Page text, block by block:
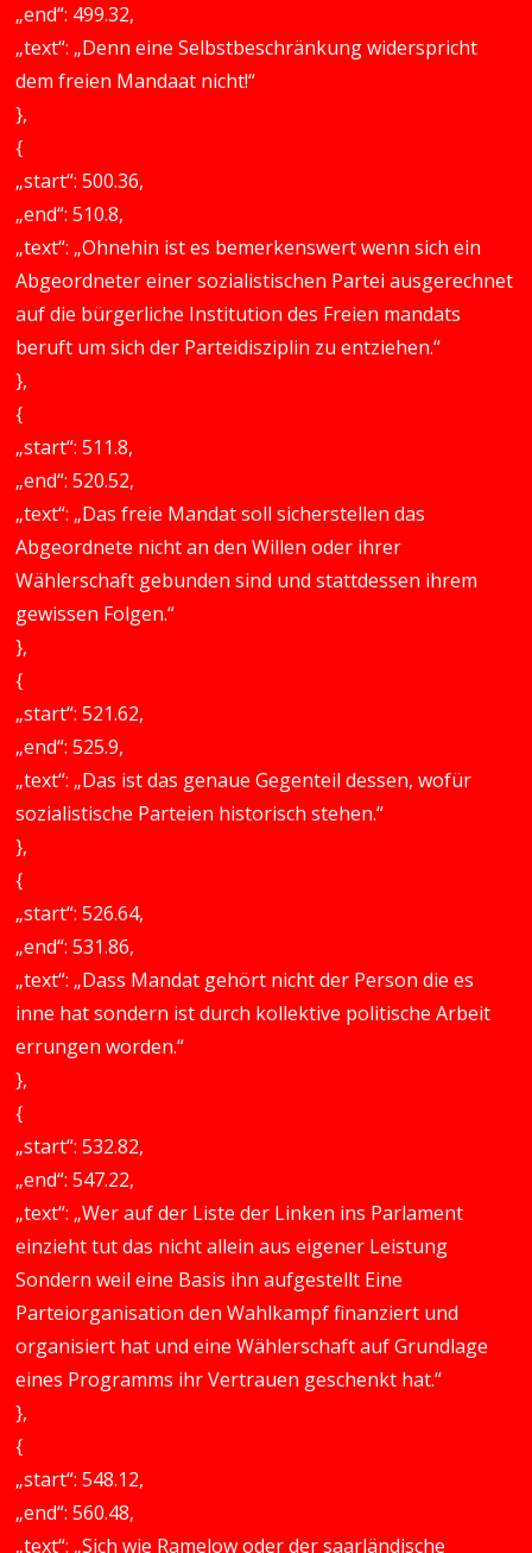
„end“: 499.32,
„text“: „Denn eine Selbstbeschränkung widerspricht
dem freien Mandaat nicht!“
},
{
„start“: 500.36,
„end“: 510.8,
„text“: „Ohnehin ist es bemerkenswert wenn sich ein
Abgeordneter einer sozialistischen Partei ausgerechnet
auf die bürgerliche Institution des Freien mandats
beruft um sich der Parteidisziplin zu entziehen.“
},
{
„start“: 511.8,
„end“: 520.52,
„text“: „Das freie Mandat soll sicherstellen das
Abgeordnete nicht an den Willen oder ihrer
Wählerschaft gebunden sind und stattdessen ihrem
gewissen Folgen.“
},
{
„start“: 521.62,
„end“: 525.9,
„text“: „Das ist das genaue Gegenteil dessen, wofür
sozialistische Parteien historisch stehen.“
},
{
„start“: 526.64,
„end“: 531.86,
„text“: „Dass Mandat gehört nicht der Person die es
inne hat sondern ist durch kollektive politische Arbeit
errungen worden.“
},
{
„start“: 532.82,
„end“: 547.22,
„text“: „Wer auf der Liste der Linken ins Parlament
einzieht tut das nicht allein aus eigener Leistung
Sondern weil eine Basis ihn aufgestellt Eine
Parteiorganisation den Wahlkampf finanziert und
organisiert hat und eine Wählerschaft auf Grundlage
eines Programms ihr Vertrauen geschenkt hat.“
},
{
„start“: 548.12,
„end“: 560.48,
„text“: „Sich wie Ramelow oder der saarländische